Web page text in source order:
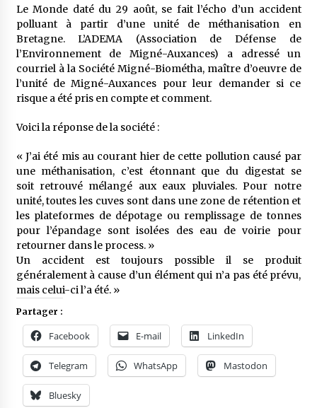
Le Monde daté du 29 août, se fait l’écho d’un accident
polluant à partir d’une unité de méthanisation en
Bretagne. L’ADEMA (Association de Défense de
l’Environnement de Migné-Auxances) a adressé un
courriel à la Société Migné-Biométha, maître d’oeuvre de
l’unité de Migné-Auxances pour leur demander si ce
risque a été pris en compte et comment.
Voici la réponse de la société :
« J’ai été mis au courant hier de cette pollution causé par
une méthanisation, c’est étonnant que du digestat se
soit retrouvé mélangé aux eaux pluviales. Pour notre
unité, toutes les cuves sont dans une zone de rétention et
les plateformes de dépotage ou remplissage de tonnes
pour l’épandage sont isolées des eau de voirie pour
retourner dans le process. »
Un accident est toujours possible il se produit
généralement à cause d’un élément qui n’a pas été prévu,
mais celui-ci l’a été. »
Partager :
Facebook E-mail LinkedIn
Telegram WhatsApp Mastodon
Bluesky